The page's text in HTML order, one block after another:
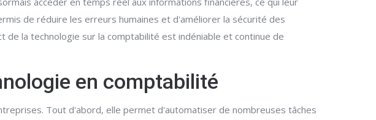
de réduire les erreurs humaines et d'améliorer la sécurité des
la technologie sur la comptabilité est indéniable et continue de
en comptabilité
Tout d'abord, elle permet d'automatiser de nombreuses tâches